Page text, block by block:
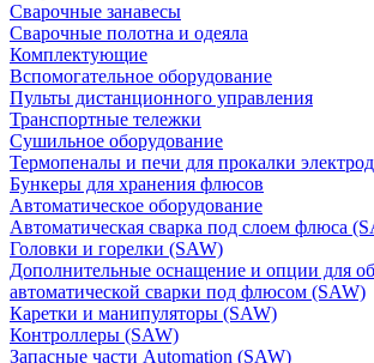
Сварочные занавесы
Сварочные полотна и одеяла
Комплектующие
Вспомогательное оборудование
Пульты дистанционного управления
Транспортные тележки
Сушильное оборудование
Термопеналы и печи для прокалки
Бункеры для хранения флюсов
Автоматическое оборудование
Автоматическая сварка под слоем флюса
Головки и горелки (SAW)
Дополнительные оснащение и опции для
автоматической сварки под флюсом (SAW)
Каретки и манипуляторы (SAW)
Контроллеры (SAW)
Запасные части Automation (SAW)